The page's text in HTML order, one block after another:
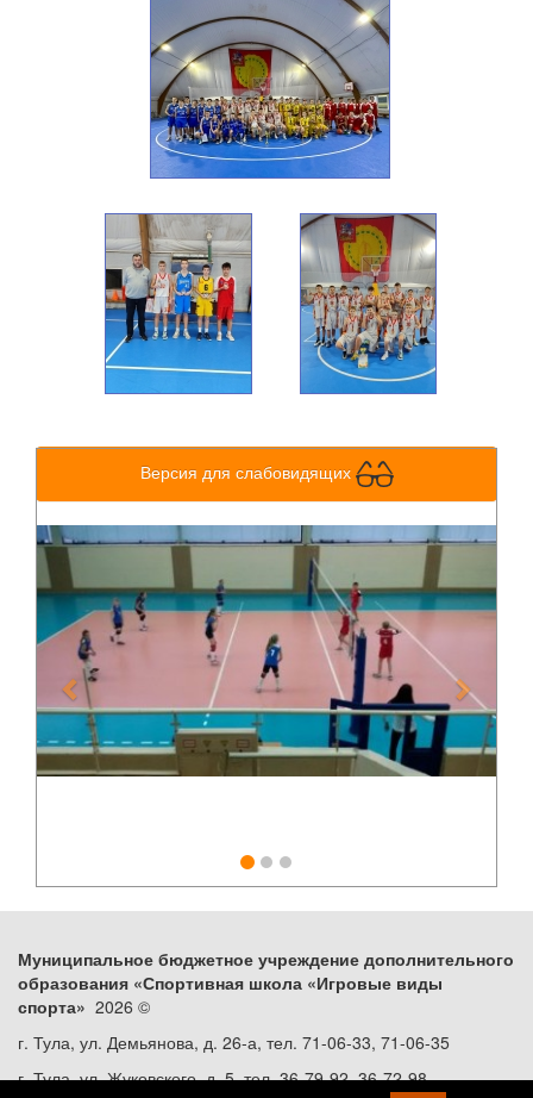
Версия для слабовидящих
Previous Next
Муниципальное бюджетное учреждение дополнительного
образования «Спортивная школа «Игровые виды
спорта» 2026 ©
г. Тула, ул. Демьянова, д. 26-а, тел. 71-06-33, 71-06-35
г. Тула, ул. Жуковского, д. 5, тел. 36-79-92, 36-72-98